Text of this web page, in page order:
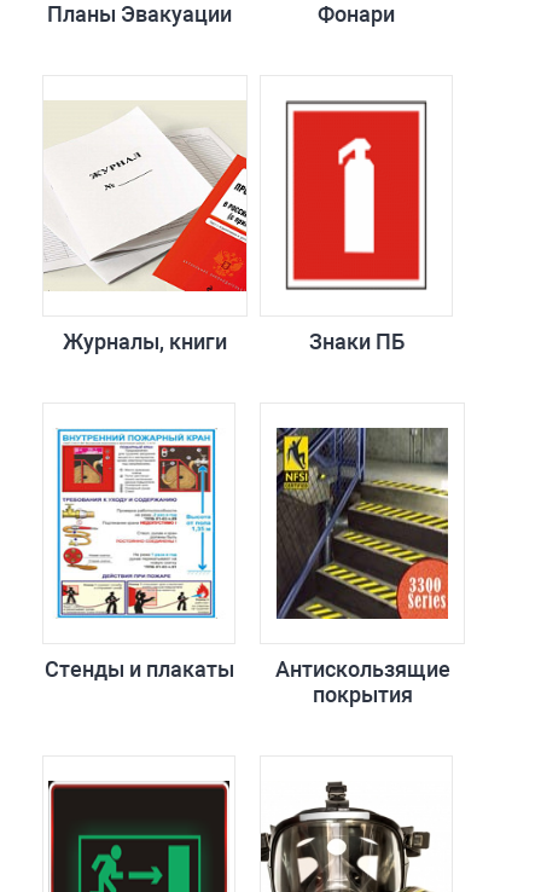
Планы Эвакуации Фонари
Журналы, книги Знаки ПБ
Стенды и плакаты
Антискользящие
покрытия